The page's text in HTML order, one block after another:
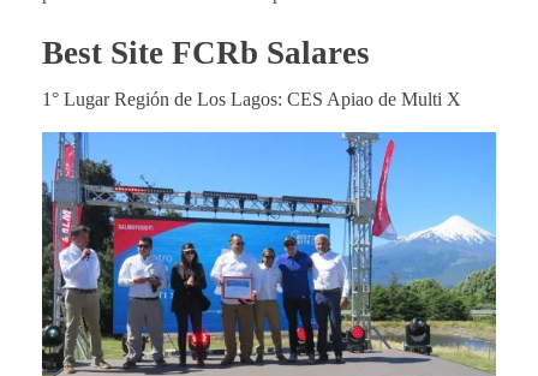
Best Site FCRb Salares
1° Lugar Región de Los Lagos: CES Apiao de Multi X